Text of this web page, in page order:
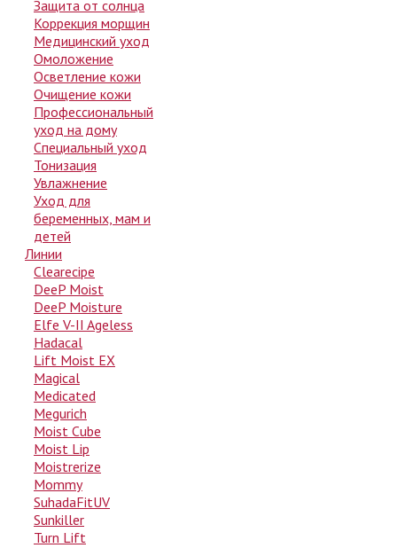
Защита от солнца
Коррекция морщин
Медицинский уход
Омоложение
Осветление кожи
Очищение кожи
Профессиональный
уход на дому
Специальный уход
Тонизация
Увлажнение
Уход для
беременных, мам и
детей
Линии
Clearecipe
DeeP Moist
DeeP Moisture
Elfe V-II Ageless
Hadacal
Lift Moist EX
Magical
Medicated
Megurich
Moist Cube
Moist Lip
Moistrerize
Mommy
SuhadaFitUV
Sunkiller
Turn Lift